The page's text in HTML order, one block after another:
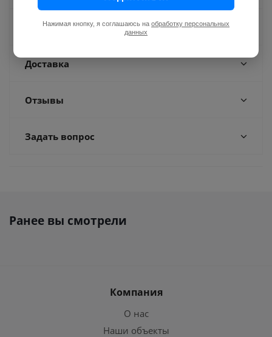
Оплата
Доставка
Отзывы
Задать вопрос
Ранее вы смотрели
Компания
О нас
Наши объекты
Нажимая кнопку, я соглашаюсь на обработку персональных
данных